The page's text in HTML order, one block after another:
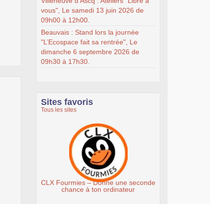
vous", Le samedi 13 juin 2026 de
09h00 à 12h00.
Beauvais : Stand lors la journée
"L’Ecospace fait sa rentrée", Le
dimanche 6 septembre 2026 de
09h30 à 17h30.
Sites favoris
Tous les sites
CLX Fourmies – Donne une seconde
chance à ton ordinateur